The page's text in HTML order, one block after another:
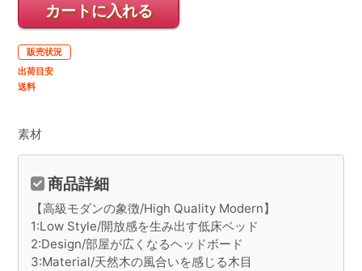
カートに入れる
販売状況
出荷目安
送料
素材
商品詳細
【高級モダンの象徴/High Quality Modern】
1:Low Style/開放感を生み出す低床ベッド
2:Design/部屋が広くなるヘッドボード
3:Material/天然木の風合いを感じる木目